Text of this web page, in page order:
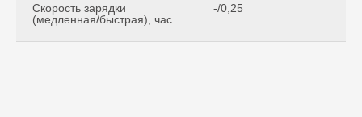
Скорость зарядки
(медленная/быстрая), час
-/0,25